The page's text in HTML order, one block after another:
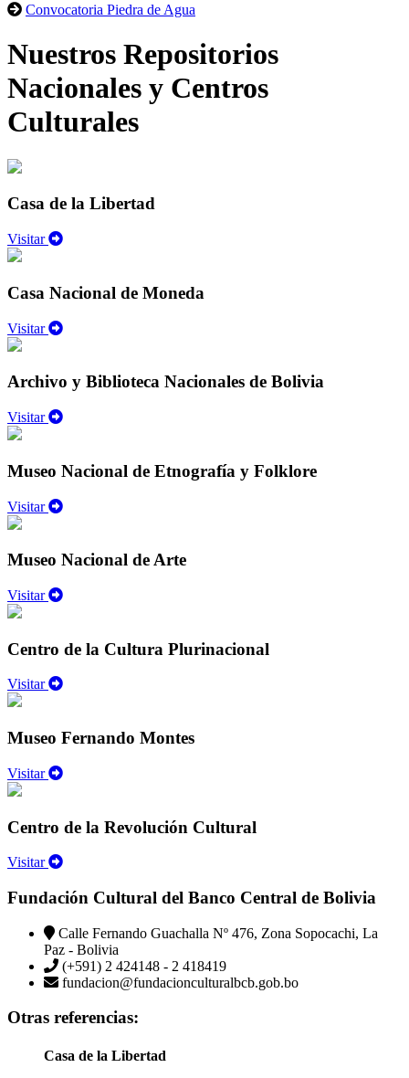
Convocatoria Piedra de Agua
Nuestros Repositorios
Nacionales y Centros
Culturales
Casa de la Libertad
Visitar
Casa Nacional de Moneda
Visitar
Archivo y Biblioteca Nacionales de Bolivia
Visitar
Museo Nacional de Etnografía y Folklore
Visitar
Museo Nacional de Arte
Visitar
Centro de la Cultura Plurinacional
Visitar
Museo Fernando Montes
Visitar
Centro de la Revolución Cultural
Visitar
Fundación Cultural del Banco Central de Bolivia
Calle Fernando Guachalla Nº 476, Zona Sopocachi, La
Paz - Bolivia
(+591) 2 424148 - 2 418419
fundacion@fundacionculturalbcb.gob.bo
Otras referencias:
Casa de la Libertad